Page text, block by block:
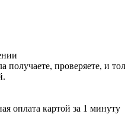
получаете, проверяете, и
оплата картой за 1 минуту